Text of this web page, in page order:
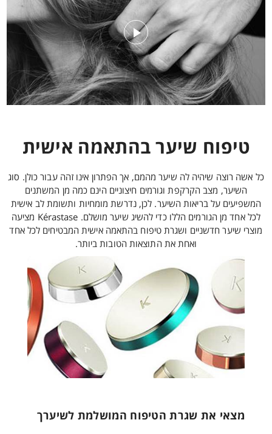
טיפוח שיער בהתאמה אישית
כל אשה רוצה שיהיה לה שיער מהמם, אך הפתרון אינו זהה עבור כולן. סוג
השיער, מצב הקרקפת וגורמים חיצוניים הינם כמה מן המשתנים
המשפיעים על בריאות השיער. לכן, נדרשת מומחיות ותשומת לב אישית
לכל אחד מן הגורמים הללו כדי להשיג שיער מושלם. Kérastase מציעה
מוצרי שיער חדשניים ושגרת טיפוח בהתאמה אישית המבטיחים לכל אחד
ואחת את התוצאות הטובות ביותר.
מצאי את שגרת הטיפוח המושלמת לשיערך